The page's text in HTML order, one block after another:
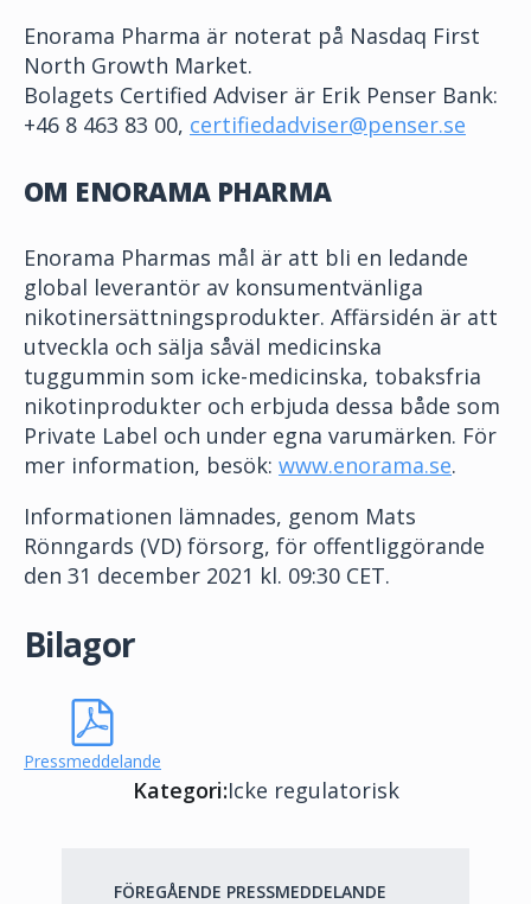
Enorama Pharma är noterat på Nasdaq First
North Growth Market.
Bolagets Certified Adviser är Erik Penser Bank:
+46 8 463 83 00, certifiedadviser@penser.se
OM ENORAMA PHARMA
Enorama Pharmas mål är att bli en ledande
global leverantör av konsumentvänliga
nikotinersättningsprodukter. Affärsidén är att
utveckla och sälja såväl medicinska
tuggummin som icke-medicinska, tobaksfria
nikotinprodukter och erbjuda dessa både som
Private Label och under egna varumärken. För
mer information, besök: www.enorama.se.
Informationen lämnades, genom Mats
Rönngards (VD) försorg, för offentliggörande
den 31 december 2021 kl. 09:30 CET.
Bilagor
Pressmeddelande
Kategori:Icke regulatorisk
FÖREGÅENDE PRESSMEDDELANDE